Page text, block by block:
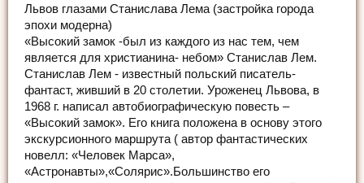
Львов глазами Станислава Лема (застройка города
эпохи модерна)
«Высокий замок -был из каждого из нас тем, чем
является для христианина- небом» Станислав Лем.
Станислав Лем - известный польский писатель-
фантаст, живший в 20 столетии. Уроженец Львова, в
1968 г. написал автобиографическую повесть –
«Высокий замок». Его книга положена в основу этого
экскурсионного маршрута ( автор фантастических
новелл: «Человек Марса»,
«Астронавты»,«Солярис».Большинство его